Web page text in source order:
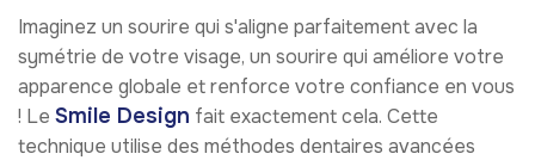
Imaginez un sourire qui s'aligne parfaitement avec la
symétrie de votre visage, un sourire qui améliore votre
apparence globale et renforce votre confiance en vous
! Le Smile Design fait exactement cela. Cette
technique utilise des méthodes dentaires avancées